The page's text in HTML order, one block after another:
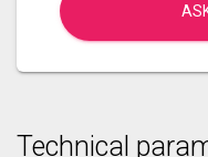
Technical